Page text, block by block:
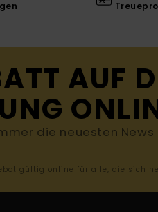
AUF
die neuesten
gültig online für alle, die sich